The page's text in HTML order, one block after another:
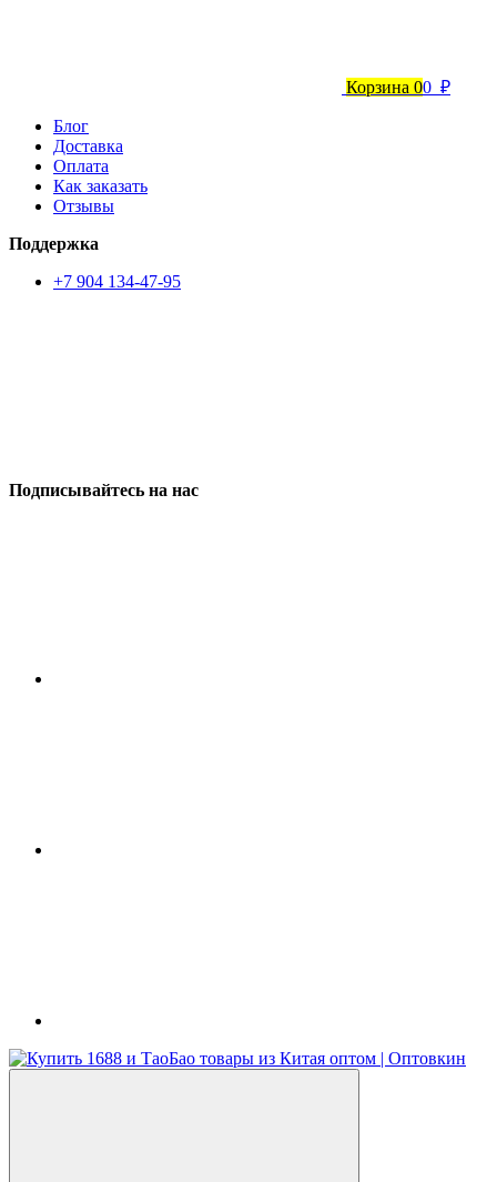
Корзина 00 ₽
Блог
Доставка
Оплата
Как заказать
Отзывы
Поддержка
+7 904 134-47-95
Подписывайтесь на нас